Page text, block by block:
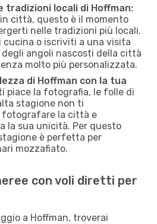
tradizioni locali di Hoffman:
città, questo è il momento
nelle tradizioni più locali.
cucina o iscriviti a una visita
angoli nascosti della città
molto più personalizzata.
di Hoffman con la tua
piace la fotografia, le folle di
stagione non ti
fotografare la città e
la sua unicità. Per questo
è perfetta per
mozzafiato.
con voli diretti per
a Hoffman, troverai